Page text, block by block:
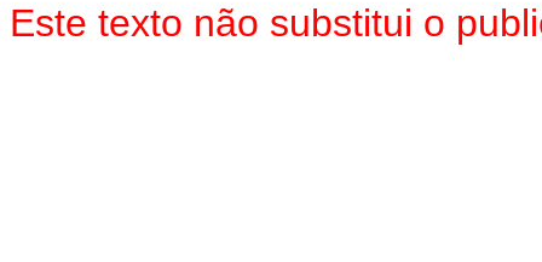
Este texto não substitui o